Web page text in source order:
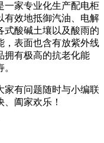
一家专业化生产配电柜
有效地抵御汽油、电解
式酸碱土壤以及酸雨的
，表面也含有放紫外线
拥有极高的抗老化能
。
家有问题随时与小编联
阖家欢乐！